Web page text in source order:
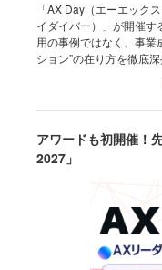
「AX Day（エーエック
イダイバー）」が開催
用の事例ではなく、事業
ション”の在り方を徹底深
アワードも初開催！
2027」